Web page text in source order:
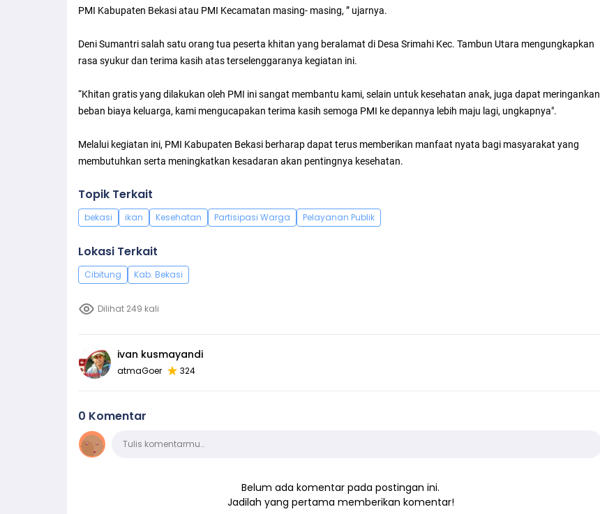
PMI Kabupaten Bekasi atau PMI Kecamatan masing- masing, ” ujarnya.
Deni Sumantri salah satu orang tua peserta khitan yang beralamat di Desa Srimahi Kec. Tambun Utara mengungkapkan
rasa syukur dan terima kasih atas terselenggaranya kegiatan ini.
“Khitan gratis yang dilakukan oleh PMI ini sangat membantu kami, selain untuk kesehatan anak, juga dapat meringankan
beban biaya keluarga, kami mengucapakan terima kasih semoga PMI ke depannya lebih maju lagi, ungkapnya".
Melalui kegiatan ini, PMI Kabupaten Bekasi berharap dapat terus memberikan manfaat nyata bagi masyarakat yang
membutuhkan serta meningkatkan kesadaran akan pentingnya kesehatan.
Topik Terkait
bekasi ikan Kesehatan Partisipasi Warga Pelayanan Publik
Lokasi Terkait
Cibitung Kab. Bekasi
Dilihat 249 kali
ivan kusmayandi
atmaGoer 324
0 Komentar
KomentarTulis komentarmu…
Belum ada komentar pada postingan ini.
Jadilah yang pertama memberikan komentar!